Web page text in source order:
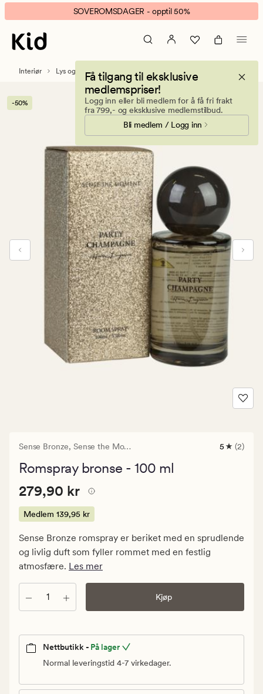
Sense
Bronze
romspray
bronse
banner.
Klikk
ESCAPE
pause.
SOVEROMSDAGER - opptil 50%
Få tilgang til eksklusive
medlemspriser!
Logg inn eller bli medlem for å få fri frakt
fra 799,- og eksklusive medlemstilbud.
Bli medlem / Logg inn
Interiør Lys og duftlys
-50%
Sense Bronze,Sense the Moment
2
5 (2)
Romspray bronse - 100 ml
Pris
279,90
kr.
139,95
kr
Pris 279,90 kr
279,90 kr
Medlem 139,95 kr
Sense Bronze romspray er beriket med en sprudlende
og livlig duft som fyller rommet med en festlig
atmosfære. Les mer
Antall Kjøp
Nettbutikk - På lager
Normal leveringstid 4-7 virkedager.